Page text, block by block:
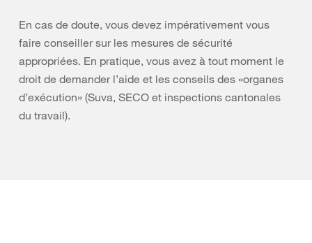
En cas de doute, vous devez impérativement vous
faire conseiller sur les mesures de sécurité
appropriées. En pratique, vous avez à tout moment le
droit de demander l’aide et les conseils des «organes
d’exécution» (Suva, SECO et inspections cantonales
du travail).